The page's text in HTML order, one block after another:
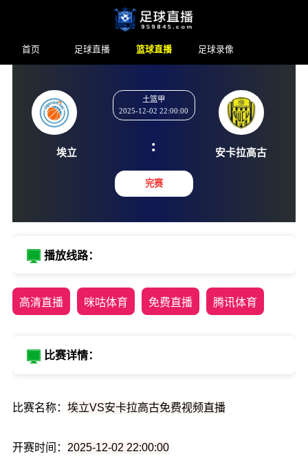
首页 足球直播 篮球直播 足球录像
土篮甲
2025-12-02 22:00:00
:
完赛
播放线路：
高清直播 咪咕体育 免费直播 腾讯体育
比赛详情：
比赛名称： 埃立VS安卡拉高古免费视频直播
开赛时间： 2025-12-02 22:00:00